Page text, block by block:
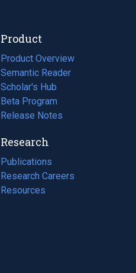
Product
Product Overview
Semantic Reader
Scholar's Hub
Beta Program
Release Notes
Research
Publications
(opens
in
a
Research Careers
(opens
in
Resources
(opens